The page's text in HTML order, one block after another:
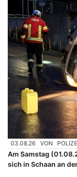
03.08.26 VON
Am Samstag
sich in Schaan an